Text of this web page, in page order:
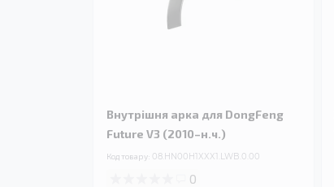
Внутрішня арка для DongFeng
Future V3 (2010–н.ч.)
Код товару: 08.HN00H1XXX1.LWB.0.00
0